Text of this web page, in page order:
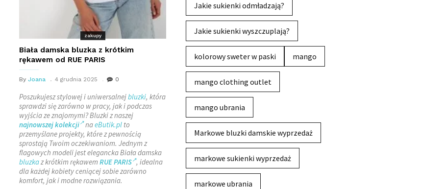
zakupy
Biała damska bluzka z krótkim
rękawem od RUE PARIS
By Joana 4 grudnia 2025 0
Poszukujesz stylowej i uniwersalnejbluzki, która
sprawdzi się zarówno w pracy, jak i podczas
wyjścia ze znajomymi? Bluzki z naszej
najnowszej kolekcji naeButik.pl to
przemyślane projekty, które z pewnością
sprostają Twoim oczekiwaniom. Jednym z
flagowych modeli jest elegancka Biała damska
bluzkaz krótkim rękawem RUE PARIS , idealna
dla każdej kobiety ceniącej sobie zarówno
komfort, jak i modne rozwiązania.
Jakie sukienki odmładzają?
Jakie sukienki wyszczuplają?
kolorowy sweter w paski mango
mango clothing outlet
mango ubrania
Markowe bluzki damskie wyprzedaż
markowe sukienki wyprzedaż
markowe ubrania